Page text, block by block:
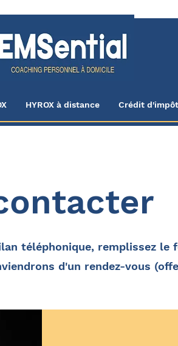
HYROX à distance Crédit
téléphonique, remplissez le
d'un rendez-vous